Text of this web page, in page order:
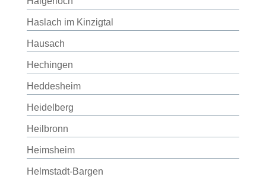
Haslach im Kinzigtal
Hausach
Hechingen
Heddesheim
Heidelberg
Heilbronn
Heimsheim
Helmstadt-Bargen